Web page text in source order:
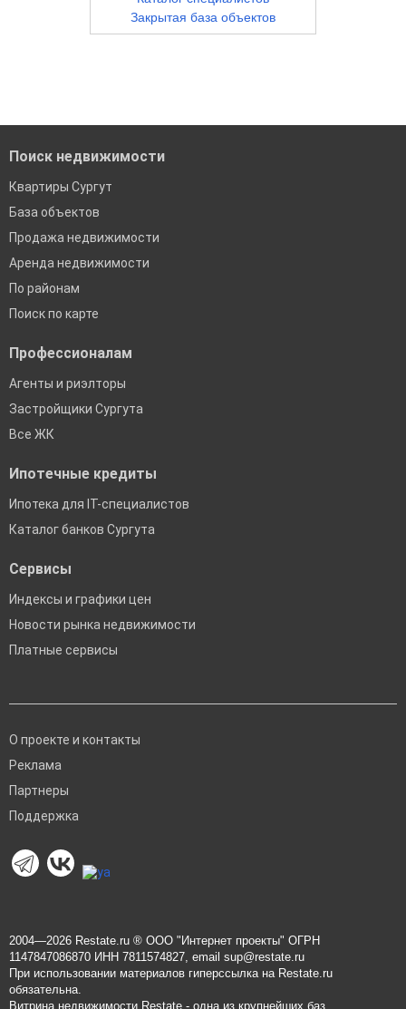
Закрытая база объектов
Поиск недвижимости
Квартиры Сургут
База объектов
Продажа недвижимости
Аренда недвижимости
По районам
Поиск по карте
Профессионалам
Агенты и риэлторы
Застройщики Сургута
Все ЖК
Ипотечные кредиты
Ипотека для IT-специалистов
Каталог банков Сургута
Сервисы
Индексы и графики цен
Новости рынка недвижимости
Платные сервисы
О проекте и контакты
Реклама
Партнеры
Поддержка
2004—2026 Restate.ru ® ООО "Интернет проекты" ОГРН
1147847086870 ИНН 7811574827, email sup@restate.ru
При использовании материалов гиперссылка на Restate.ru
обязательна.
Витрина недвижимости Restate - одна из крупнейших баз